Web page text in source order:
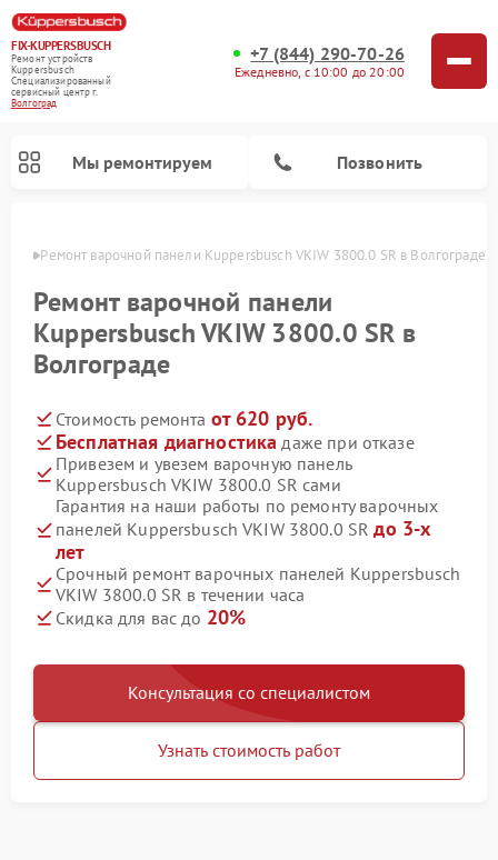
FIX-KUPPERSBUSCH
Ремонт устройств
Kuppersbusch
Специализированный
cервисный центр г.
Волгоград
+7 (844) 290-70-26
Ежедневно, с 10:00 до 20:00
Мы ремонтируем Позвонить
Ремонт варочной панели Kuppersbusch VKIW 3800.0 SR в Волгограде
Ремонт варочной панели
Kuppersbusch VKIW 3800.0 SR в
Волгограде
Стоимость ремонта от 620 руб.
Бесплатная диагностика даже при отказе
Привезем и увезем варочную панель
Kuppersbusch VKIW 3800.0 SR сами
Гарантия на наши работы по ремонту варочных
панелей Kuppersbusch VKIW 3800.0 SRдо 3-х
лет
Срочный ремонт варочных панелей Kuppersbusch
VKIW 3800.0 SR в течении часа
Скидка для вас до 20%
Консультация со специалистом
Узнать стоимость работ